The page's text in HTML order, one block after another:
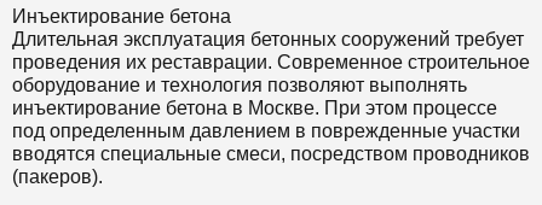
Инъектирование бетона
Длительная эксплуатация бетонных сооружений требует
проведения их реставрации. Современное строительное
оборудование и технология позволяют выполнять
инъектирование бетона в Москве. При этом процессе
под определенным давлением в поврежденные участки
вводятся специальные смеси, посредством проводников
(пакеров).